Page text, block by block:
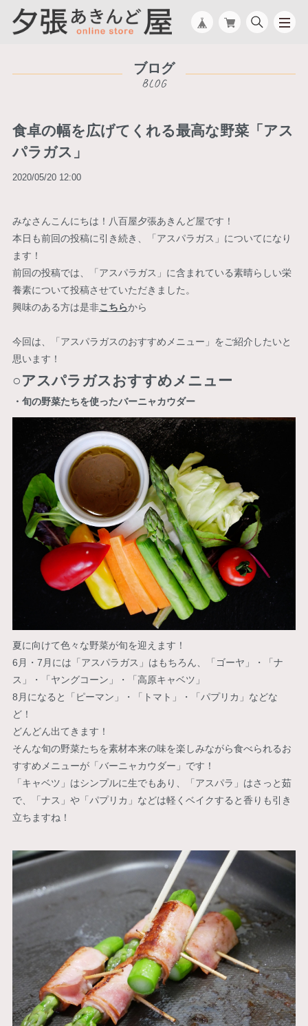
ブログ
食卓の幅を広げてくれる最高な野菜「アス
パラガス」
2020/05/20 12:00
みなさんこんにちは！八百屋夕張あきんど屋です！
本日も前回の投稿に引き続き、「アスパラガス」についてになり
ます！
前回の投稿では、「アスパラガス」に含まれている素晴らしい栄
養素について投稿させていただきました。
興味のある方は是非こちらから
今回は、「アスパラガスのおすすめメニュー」をご紹介したいと
思います！
○アスパラガスおすすめメニュー
・旬の野菜たちを使ったバーニャカウダー
夏に向けて色々な野菜が旬を迎えます！
6月・7月には「アスパラガス」はもちろん、「ゴーヤ」・「ナ
ス」・「ヤングコーン」・「高原キャベツ」
8月になると「ピーマン」・「トマト」・「パプリカ」などな
ど！
どんどん出てきます！
そんな旬の野菜たちを素材本来の味を楽しみながら食べられるお
すすめメニューが「バーニャカウダー」です！
「キャベツ」はシンプルに生でもあり、「アスパラ」はさっと茹
で、「ナス」や「パプリカ」などは軽くベイクすると香りも引き
立ちますね！